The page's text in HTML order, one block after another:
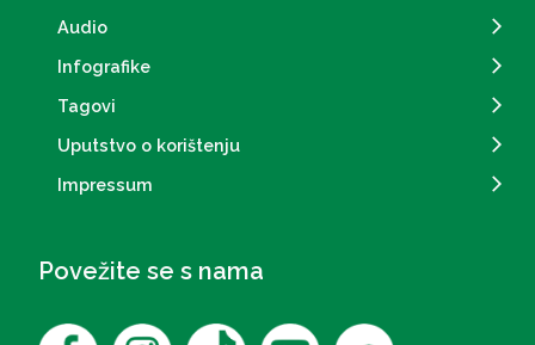
Audio
Infografike
Tagovi
Uputstvo o korištenju
Impressum
Povežite se s nama